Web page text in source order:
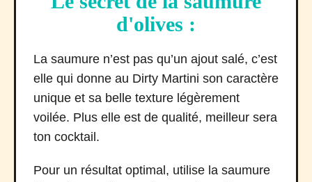
d'olives :
La saumure n’est pas qu’un ajout salé, c’est
elle qui donne au Dirty Martini son caractère
unique et sa belle texture légèrement
voilée. Plus elle est de qualité, meilleur sera
ton cocktail.
Pour un résultat optimal, utilise la saumure